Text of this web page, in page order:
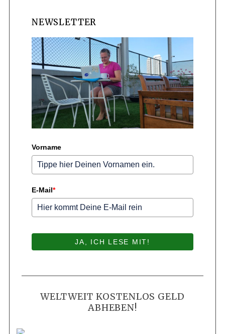
NEWSLETTER
Vorname
E-Mail*
JA, ICH LESE MIT!
WELTWEIT KOSTENLOS GELD
ABHEBEN!